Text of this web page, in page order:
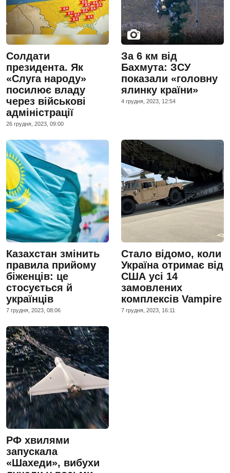
Солдати
президента. Як
«Слуга народу»
посилює владу
через військові
адміністрації
26 грудня, 2023, 09:00
За 6 км від
Бахмута: ЗСУ
показали «головну
ялинку країни»
4 грудня, 2023, 12:54
Казахстан змінить
правила прийому
біженців: це
стосується й
українців
7 грудня, 2023, 08:06
Стало відомо, коли
Україна отримає від
США усі 14
замовлених
комплексів Vampire
7 грудня, 2023, 16:11
РФ хвилями
запускала
«Шахеди», вибухи